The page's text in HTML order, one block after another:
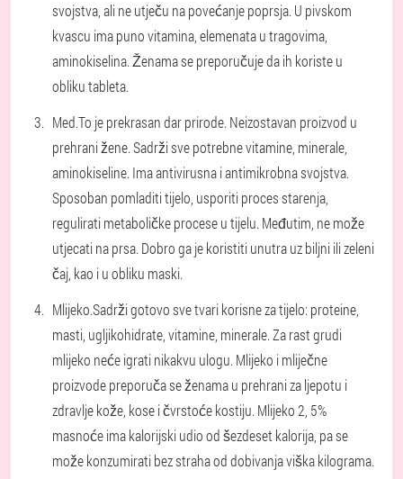
svojstva, ali ne utječu na povećanje poprsja. U pivskom
kvascu ima puno vitamina, elemenata u tragovima,
aminokiselina. Ženama se preporučuje da ih koriste u
obliku tableta.
Med.To je prekrasan dar prirode. Neizostavan proizvod u
prehrani žene. Sadrži sve potrebne vitamine, minerale,
aminokiseline. Ima antivirusna i antimikrobna svojstva.
Sposoban pomladiti tijelo, usporiti proces starenja,
regulirati metaboličke procese u tijelu. Međutim, ne može
utjecati na prsa. Dobro ga je koristiti unutra uz biljni ili zeleni
čaj, kao i u obliku maski.
Mlijeko.Sadrži gotovo sve tvari korisne za tijelo: proteine,
masti, ugljikohidrate, vitamine, minerale. Za rast grudi
mlijeko neće igrati nikakvu ulogu. Mlijeko i mliječne
proizvode preporuča se ženama u prehrani za ljepotu i
zdravlje kože, kose i čvrstoće kostiju. Mlijeko 2, 5%
masnoće ima kalorijski udio od šezdeset kalorija, pa se
može konzumirati bez straha od dobivanja viška kilograma.